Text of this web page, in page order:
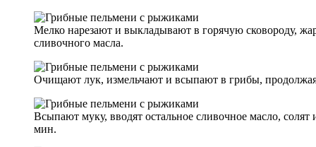
Мелко нарезают и выкладывают в горячую сковороду,
сливочного масла.
Очищают лук, измельчают и всыпают в грибы,
Всыпают муку, вводят остальное сливочное масло,
мин.